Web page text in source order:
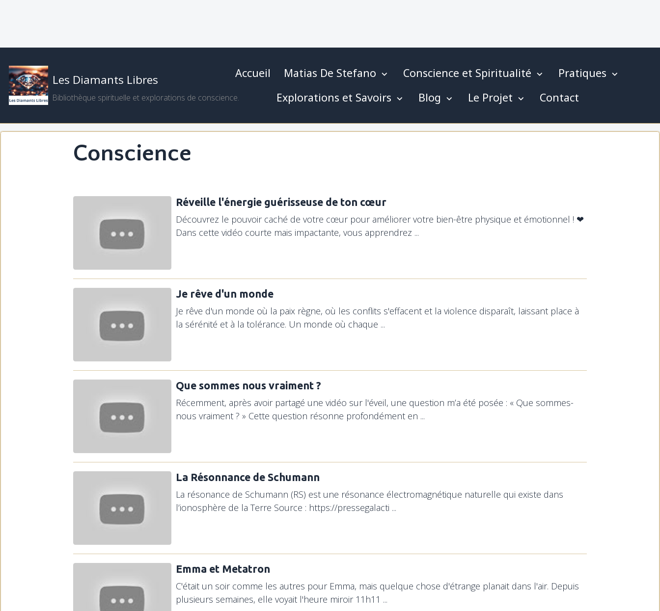
Les Diamants Libres
Bibliothèque spirituelle et explorations de conscience.
Accueil Matias De Stefano Conscience et Spiritualité
Pratiques
Explorations et Savoirs
Blog Le Projet Contact
Conscience
Réveille l'énergie guérisseuse de ton cœur
Découvrez le pouvoir caché de votre cœur pour améliorer votre bien-être physique et émotionnel ! ❤
Dans cette vidéo courte mais impactante, vous apprendrez ...
Je rêve d'un monde
Je rêve d'un monde où la paix règne, où les conflits s'effacent et la violence disparaît, laissant place à
la sérénité et à la tolérance. Un monde où chaque ...
Que sommes nous vraiment ?
Récemment, après avoir partagé une vidéo sur l'éveil, une question m’a été posée : « Que sommes-
nous vraiment ? » Cette question résonne profondément en ...
La Résonnance de Schumann
La résonance de Schumann (RS) est une résonance électromagnétique naturelle qui existe dans
l’ionosphère de la Terre Source : https://pressegalacti ...
Emma et Metatron
C'était un soir comme les autres pour Emma, mais quelque chose d'étrange planait dans l'air. Depuis
plusieurs semaines, elle voyait l'heure miroir 11h11 ...